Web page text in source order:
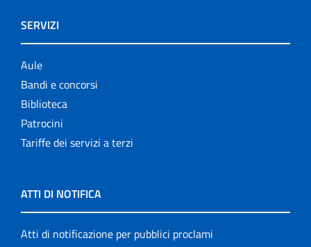
SERVIZI
Aule
Bandi e concorsi
Biblioteca
Patrocini
Tariffe dei servizi a terzi
ATTI DI NOTIFICA
Atti di notificazione per pubblici proclami